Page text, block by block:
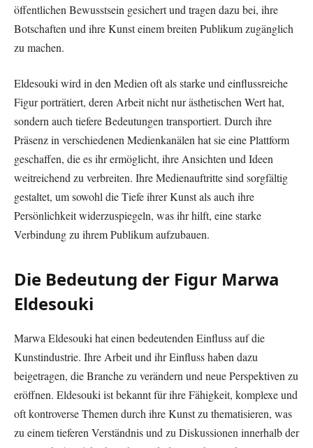
öffentlichen Bewusstsein gesichert und tragen dazu bei, ihre
Botschaften und ihre Kunst einem breiten Publikum zugänglich
zu machen.
Eldesouki wird in den Medien oft als starke und einflussreiche
Figur porträtiert, deren Arbeit nicht nur ästhetischen Wert hat,
sondern auch tiefere Bedeutungen transportiert. Durch ihre
Präsenz in verschiedenen Medienkanälen hat sie eine Plattform
geschaffen, die es ihr ermöglicht, ihre Ansichten und Ideen
weitreichend zu verbreiten. Ihre Medienauftritte sind sorgfältig
gestaltet, um sowohl die Tiefe ihrer Kunst als auch ihre
Persönlichkeit widerzuspiegeln, was ihr hilft, eine starke
Verbindung zu ihrem Publikum aufzubauen.
Die Bedeutung der Figur Marwa
Eldesouki
Marwa Eldesouki hat einen bedeutenden Einfluss auf die
Kunstindustrie. Ihre Arbeit und ihr Einfluss haben dazu
beigetragen, die Branche zu verändern und neue Perspektiven zu
eröffnen. Eldesouki ist bekannt für ihre Fähigkeit, komplexe und
oft kontroverse Themen durch ihre Kunst zu thematisieren, was
zu einem tieferen Verständnis und zu Diskussionen innerhalb der